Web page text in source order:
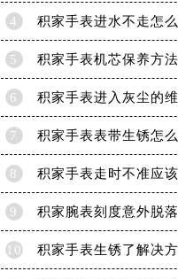
4 积家手表进水不走怎么
5
6
7
8
9
10